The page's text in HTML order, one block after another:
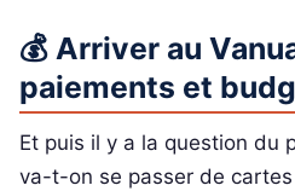
💰 Arriver au
paiements et
Et puis il y a la question du
va-t-on se passer de cartes